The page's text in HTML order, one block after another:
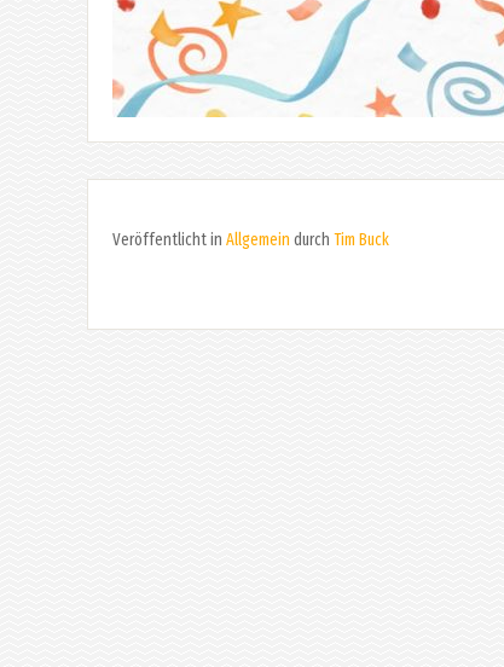
Veröffentlicht in Allgemein durch Tim Buck